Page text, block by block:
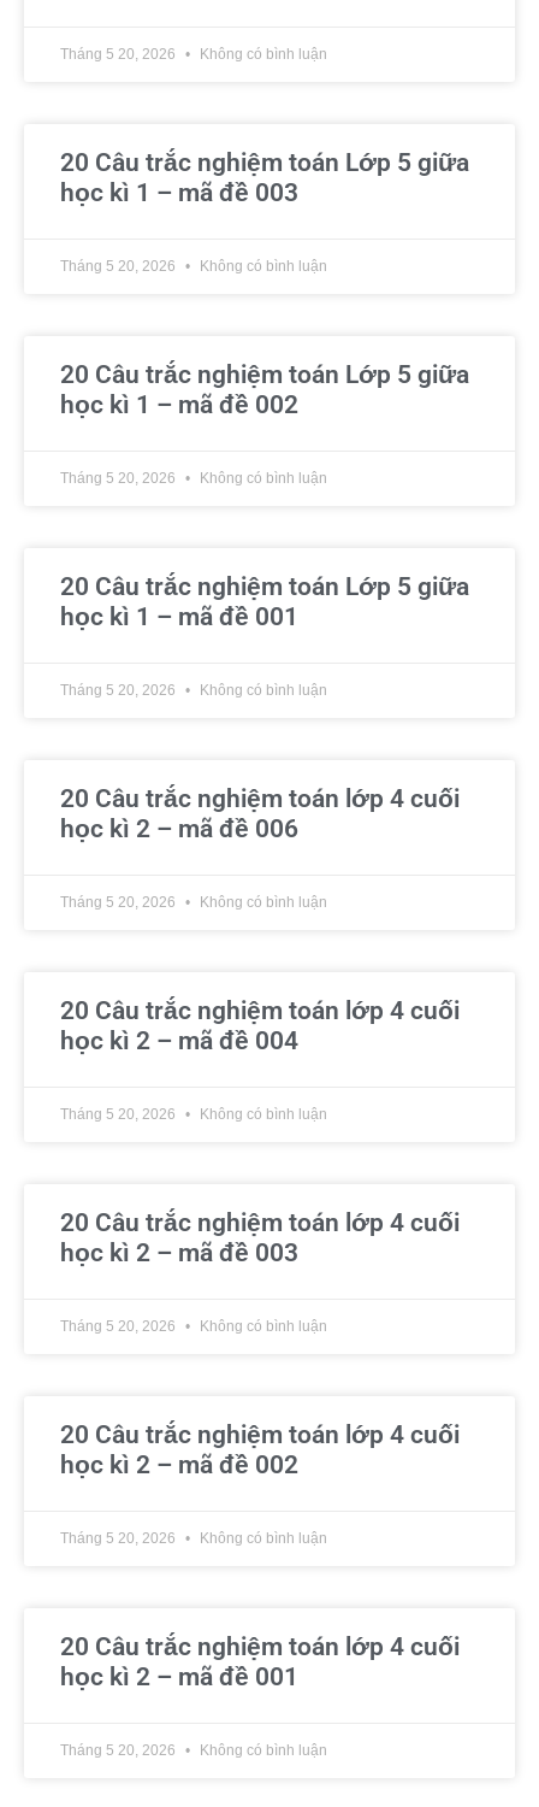
Tháng 5 20, 2026 Không có bình luận
20 Câu trắc nghiệm toán Lớp 5 giữa
học kì 1 – mã đề 003
Tháng 5 20, 2026 Không có bình luận
20 Câu trắc nghiệm toán Lớp 5 giữa
học kì 1 – mã đề 002
Tháng 5 20, 2026 Không có bình luận
20 Câu trắc nghiệm toán Lớp 5 giữa
học kì 1 – mã đề 001
Tháng 5 20, 2026 Không có bình luận
20 Câu trắc nghiệm toán lớp 4 cuối
học kì 2 – mã đề 006
Tháng 5 20, 2026 Không có bình luận
20 Câu trắc nghiệm toán lớp 4 cuối
học kì 2 – mã đề 004
Tháng 5 20, 2026 Không có bình luận
20 Câu trắc nghiệm toán lớp 4 cuối
học kì 2 – mã đề 003
Tháng 5 20, 2026 Không có bình luận
20 Câu trắc nghiệm toán lớp 4 cuối
học kì 2 – mã đề 002
Tháng 5 20, 2026 Không có bình luận
20 Câu trắc nghiệm toán lớp 4 cuối
học kì 2 – mã đề 001
Tháng 5 20, 2026 Không có bình luận